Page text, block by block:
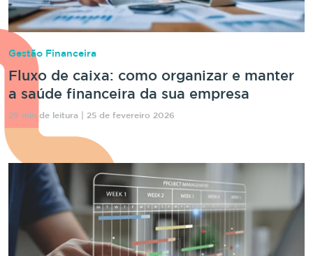
Gestão Financeira
Fluxo de caixa: como organizar e manter
a saúde financeira da sua empresa
29 min de leitura | 25 de fevereiro 2026